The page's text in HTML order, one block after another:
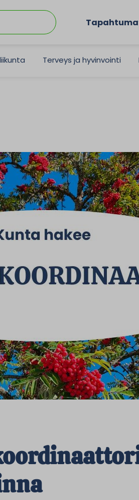
Terveys ja hyvinvointi